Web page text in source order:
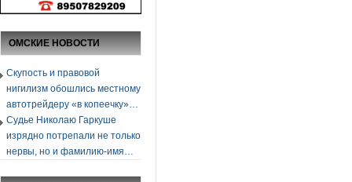
ОМСКИЕ НОВОСТИ
Скупость и правовой
нигилизм обошлись местному
автотрейдеру «в копеечку»…
Судье Николаю Гаркуше
изрядно потрепали не только
нервы, но и фамилию-имя…